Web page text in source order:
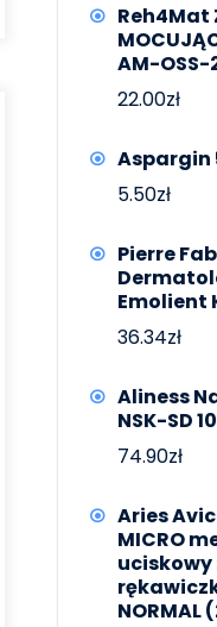
Reh4Mat
AM-OSS-
22.00zł
Aspargin
5.50zł
Pierre
Emolient
36.34zł
Aliness
NSK-SD
74.90zł
Aries
MICRO
uciskowy
NORMAL